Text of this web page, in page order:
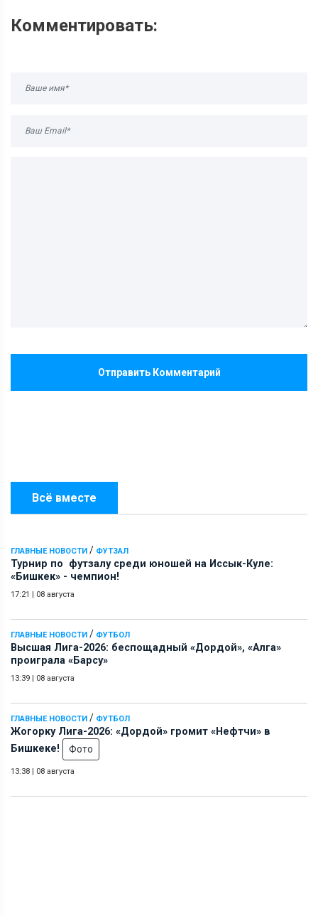
Всё вместе
ГЛАВНЫЕ НОВОСТИ / ФУТЗАЛ
Турнир по футзалу среди юношей на Иссык-Куле:
«Бишкек» - чемпион!
17:21 | 08 августа
ГЛАВНЫЕ НОВОСТИ / ФУТБОЛ
Высшая Лига-2026: беспощадный «Дордой», «Алга»
проиграла «Барсу»
13:39 | 08 августа
ГЛАВНЫЕ НОВОСТИ / ФУТБОЛ
Жогорку Лига-2026: «Дордой» громит «Нефтчи» в
Бишкеке!
Фото
13:38 | 08 августа
Комментировать:
Отправить Комментарий